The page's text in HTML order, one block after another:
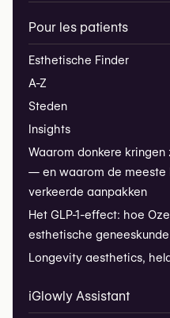
Pour les patients
Esthetische Finder
A-Z
Steden
Insights
Waarom donkere
— en waarom de meeste
verkeerde aanpakken
Het GLP-1-effect: hoe
esthetische
Longevity aesthetics,
iGlowly Assistant